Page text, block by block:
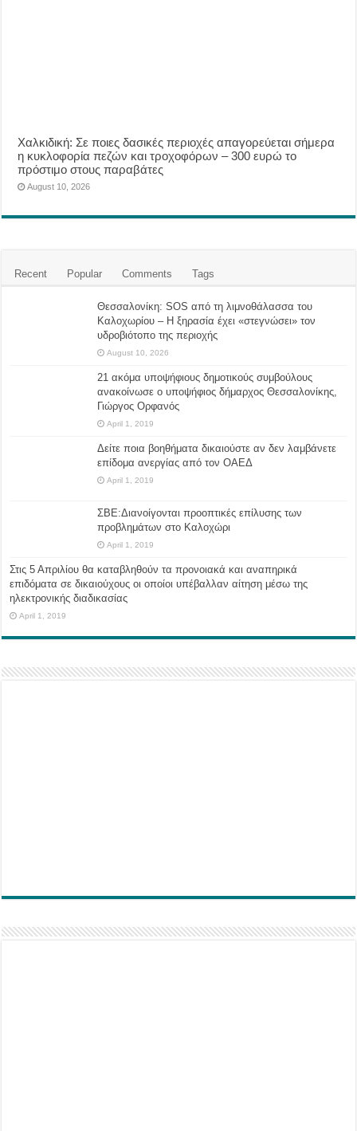
Χαλκιδική: Σε ποιες δασικές περιοχές απαγορεύεται σήμερα
η κυκλοφορία πεζών και τροχοφόρων – 300 ευρώ το
πρόστιμο στους παραβάτες
August 10, 2026
Recent Popular Comments Tags
Θεσσαλονίκη: SOS από τη λιμνοθάλασσα του
Καλοχωρίου – Η ξηρασία έχει «στεγνώσει» τον
υδροβιότοπο της περιοχής
August 10, 2026
21 ακόμα υποψήφιους δημοτικούς συμβούλους
ανακοίνωσε ο υποψήφιος δήμαρχος Θεσσαλονίκης,
Γιώργος Ορφανός
April 1, 2019
Δείτε ποια βοηθήματα δικαιούστε αν δεν λαμβάνετε
επίδομα ανεργίας από τον ΟΑΕΔ
April 1, 2019
ΣΒΕ:Διανοίγονται προοπτικές επίλυσης των
προβλημάτων στο Καλοχώρι
April 1, 2019
Στις 5 Απριλίου θα καταβληθούν τα προνοιακά και αναπηρικά
επιδόματα σε δικαιούχους οι οποίοι υπέβαλλαν αίτηση μέσω της
ηλεκτρονικής διαδικασίας
April 1, 2019